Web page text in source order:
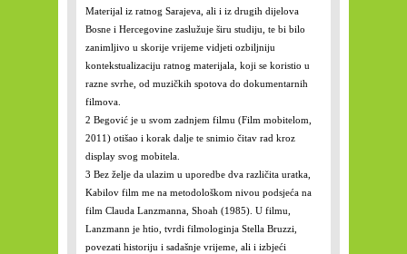
Materijal iz ratnog Sarajeva, ali i iz drugih dijelova
Bosne i Hercegovine zaslužuje širu studiju, te bi bilo
zanimljivo u skorije vrijeme vidjeti ozbiljniju
kontekstualizaciju ratnog materijala, koji se koristio u
razne svrhe, od muzičkih spotova do dokumentarnih
filmova.
2 Begović je u svom zadnjem filmu (Film mobitelom,
2011) otišao i korak dalje te snimio čitav rad kroz
display svog mobitela.
3 Bez želje da ulazim u uporedbe dva različita uratka,
Kabilov film me na metodološkom nivou podsjeća na
film Clauda Lanzmanna, Shoah (1985). U filmu,
Lanzmann je htio, tvrdi filmologinja Stella Bruzzi,
povezati historiju i sadašnje vrijeme, ali i izbjeći